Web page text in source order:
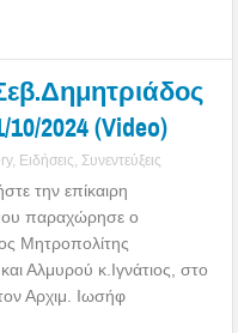
2024 (Video)
, Ειδήσεις Συνεντεύξεις
την επίκαιρη
παραχώρησε ο
Μητροπολίτης
Αλμυρού κ.Ιγνάτιος, στο
Αρχιμ. Ιωσήφ